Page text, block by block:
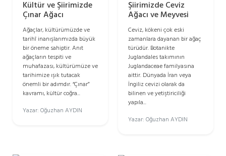
Kültür ve Şiirimizde
Çınar Ağacı
Ağaçlar, kültürümüzde ve
tarihî inanışlarımızda büyük
bir öneme sahiptir. Anıt
ağaçların tespiti ve
muhafazası, kültürümüze ve
tarihimize ışık tutacak
önemli bir adımdır. “Çınar”
kavramı, kültür coğra...
Yazar: Oğuzhan AYDIN
Şiirimizde Ceviz
Ağacı ve Meyvesi
Ceviz, kökeni çok eski
zamanlara dayanan bir ağaç
türüdür. Botanikte
Juglandales takımının
Juglandaceae familyasına
aittir. Dünyada İran veya
İngiliz cevizi olarak da
bilinen ve yetiştiriciliği
yapıla...
Yazar: Oğuzhan AYDIN